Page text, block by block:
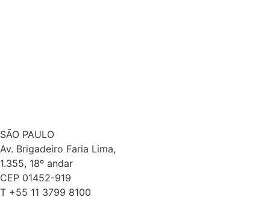
SÃO PAULO
Av. Brigadeiro Faria Lima,
1.355, 18º andar
CEP 01452-919
T +55 11 3799 8100